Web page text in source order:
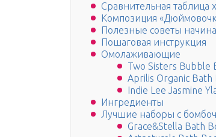
Сравнительная таблица
Композиция
Полезные советы
Пошаговая инструкция
Омолаживающие
Two Sisters Bubble
Aprilis Organic Bath
Indie Lee Jasmine
Ингредиенты
Лучшие наборы с
Grace&Stella Bath